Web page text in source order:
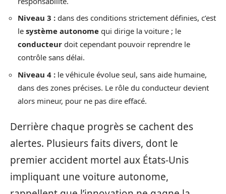
Niveau 3 : dans des conditions strictement définies, c’est
le système autonome qui dirige la voiture ; le
conducteur doit cependant pouvoir reprendre le
contrôle sans délai.
Niveau 4 : le véhicule évolue seul, sans aide humaine,
dans des zones précises. Le rôle du conducteur devient
alors mineur, pour ne pas dire effacé.
Derrière chaque progrès se cachent des
alertes. Plusieurs faits divers, dont le
premier accident mortel aux États-Unis
impliquant une voiture autonome,